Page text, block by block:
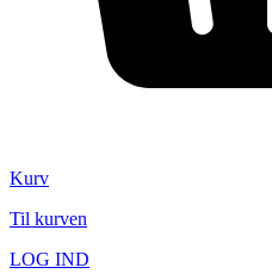
Kurv
Til kurven
LOG IND